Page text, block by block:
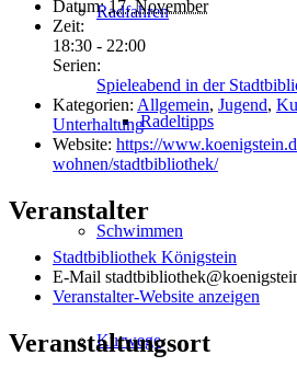
Radfahren
Radeltipps
Schwimmen
Kurwege
Datum: 17. November
Zeit:
18:30 - 22:00
Serien:
Spieleabend in der
Kategorien: Allgemein, Jugend,
Unterhaltung
Website: https://
wohnen/stadtbibliothek/
Veranstalter
Stadtbibliothek Königstein
E-Mail
Veranstalter-Website anzeigen
Veranstaltungsort